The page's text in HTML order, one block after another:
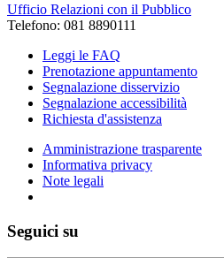
Ufficio Relazioni con il Pubblico
Telefono: 081 8890111
Leggi le FAQ
Prenotazione appuntamento
Segnalazione disservizio
Segnalazione accessibilità
Richiesta d'assistenza
Amministrazione trasparente
Informativa privacy
Note legali
Seguici su